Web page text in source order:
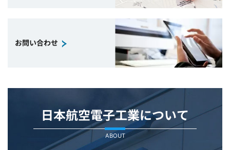
お問い合わせ
日本航空電子工業について
ABOUT